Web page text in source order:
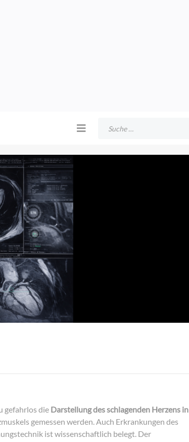
gefahrlos die Darstellung des schlagenden Herzens in
gemessen werden. Auch Erkrankungen des
ist wissenschaftlich belegt. Der